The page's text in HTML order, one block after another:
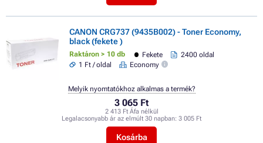
CANON CRG737 (9435B002) - Toner Economy,
black (fekete )
Raktáron > 10 db Fekete
2400 oldal
1 Ft / oldal
Economy
3 065 Ft
2 413 Ft Áfa nélkül
Legalacsonyabb ár az elmúlt 30 napban: 3 005 Ft
Kosárba
Melyik nyomtatókhoz alkalmas a termék?